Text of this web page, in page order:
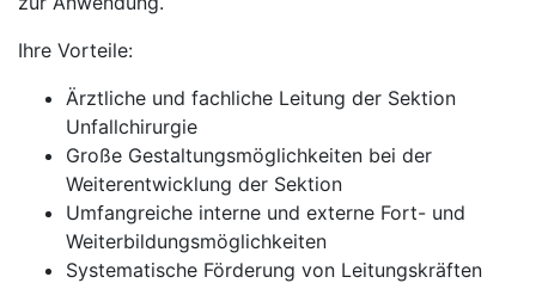
Ihre Vorteile:
Ärztliche und fachliche Leitung der Sektion
Unfallchirurgie
Große Gestaltungsmöglichkeiten bei der
Weiterentwicklung der Sektion
Umfangreiche interne und externe Fort- und
Weiterbildungsmöglichkeiten
Systematische Förderung von Leitungskräften